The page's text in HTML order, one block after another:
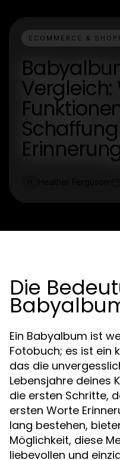
ECOMMERCE &
Die
Ein Babyalbum ist
Fotobuch; es ist ein
das die
Lebensjahre deines
die ersten Schritte,
ersten Worte
lang bestehen,
Möglichkeit, diese
liebevollen und